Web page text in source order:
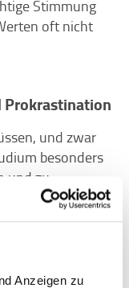
Anzeigen zu
Stimmung
oft nicht
Prokrastination
und zwar
besonders
und zu
führen, wie z. B.
oder
bewusst, dass